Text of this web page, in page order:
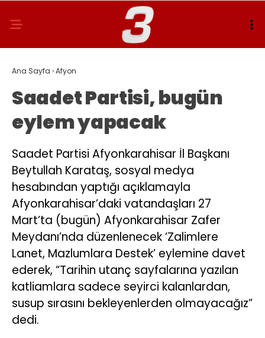
Ana Sayfa ›Afyon
Saadet Partisi, bugün
eylem yapacak
Saadet Partisi Afyonkarahisar İl Başkanı
Beytullah Karataş, sosyal medya
hesabından yaptığı açıklamayla
Afyonkarahisar’daki vatandaşları 27
Mart’ta (bugün) Afyonkarahisar Zafer
Meydanı’nda düzenlenecek ‘Zalimlere
Lanet, Mazlumlara Destek’ eylemine davet
ederek, “Tarihin utanç sayfalarına yazılan
katliamlara sadece seyirci kalanlardan,
susup sırasını bekleyenlerden olmayacağız”
dedi.